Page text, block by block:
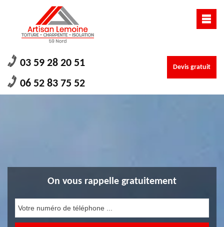
03 59 28 20 51
06 52 83 75 52
Devis gratuit
On vous rappelle gratuitement